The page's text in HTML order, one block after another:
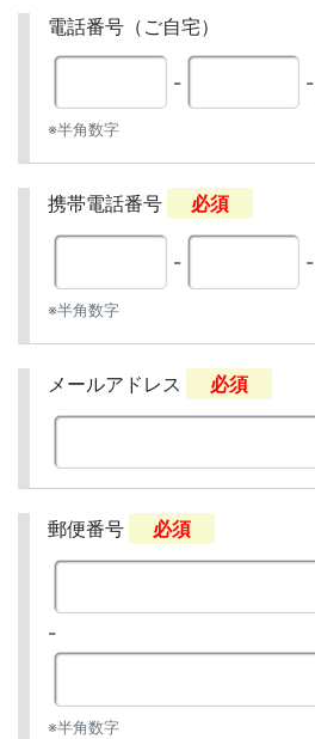
電話番号（ご自宅）
- -
※半角数字
携帯電話番号 必須
- -
※半角数字
メールアドレス 必須
郵便番号 必須
-
※半角数字